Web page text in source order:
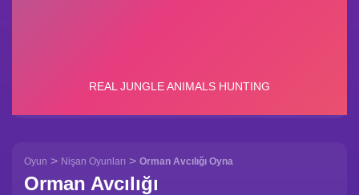
Oyun > Nişan Oyunları > Orman Avcılığı Oyna
Orman Avcılığı